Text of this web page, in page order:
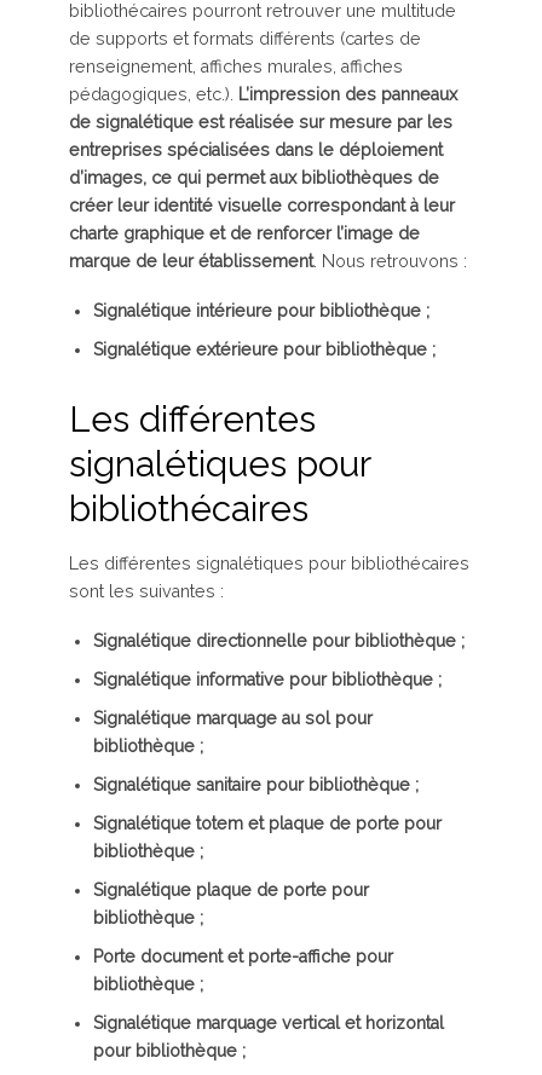
bibliothécaires pourront retrouver une multitude
de supports et formats différents (cartes de
renseignement, affiches murales, affiches
pédagogiques, etc.).
L’impression des panneaux
de signalétique est réalisée sur mesure par les
entreprises spécialisées dans le déploiement
d’images, ce qui permet aux bibliothèques de
créer leur identité visuelle correspondant à leur
charte graphique et de renforcer l’image de
marque de leur établissement. Nous retrouvons :
Signalétique intérieure pour bibliothèque ;
Signalétique extérieure pour bibliothèque ;
Les différentes
signalétiques pour
bibliothécaires
Les différentes signalétiques pour bibliothécaires
sont les suivantes :
Signalétique directionnelle pour bibliothèque ;
Signalétique informative pour bibliothèque ;
Signalétique marquage au sol pour
bibliothèque ;
Signalétique sanitaire pour bibliothèque ;
Signalétique totem et plaque de porte pour
bibliothèque ;
Signalétique plaque de porte pour
bibliothèque ;
Porte document et porte-affiche pour
bibliothèque ;
Signalétique marquage vertical et horizontal
pour bibliothèque ;